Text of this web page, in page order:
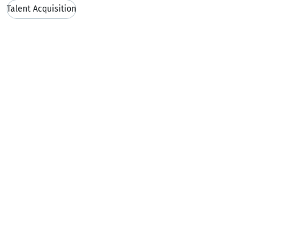
Talent Acquisition